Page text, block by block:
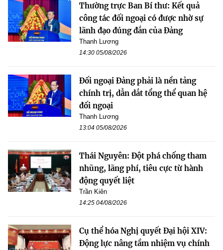
Thường trực Ban Bí thư: Kết quả
công tác đối ngoại có được nhờ sự
lãnh đạo đúng đắn của Đảng
Thanh Lương
14:30 05/08/2026
Đối ngoại Đảng phải là nền tảng
chính trị, dẫn dắt tổng thể quan hệ
đối ngoại
Thanh Lương
13:04 05/08/2026
Thái Nguyên: Đột phá chống tham
nhũng, lãng phí, tiêu cực từ hành
động quyết liệt
Trần Kiên
14:25 04/08/2026
Cụ thể hóa Nghị quyết Đại hội XIV:
Động lực nâng tầm nhiệm vụ chính